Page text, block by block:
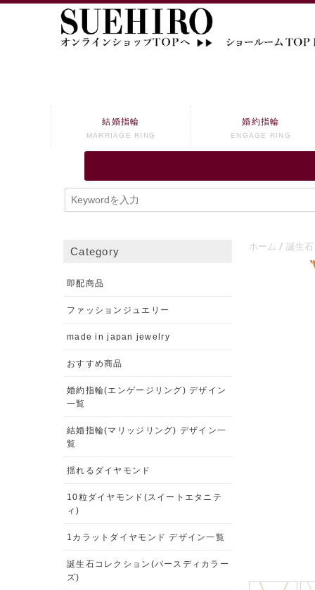
結婚指輪
MARRIAGE RING
婚約指輪
ENGAGE RING
ホーム 誕生
Category
即配商品
ファッションジュエリー
made in japan jewelry
おすすめ商品
婚約指輪(エンゲージリング) デザイン
一覧
結婚指輪(マリッジリング) デザイン一
覧
揺れるダイヤモンド
10粒ダイヤモンド(スイートエタニテ
ィ)
1カラットダイヤモンド デザイン一覧
誕生石コレクション(バースディカラー
ズ)